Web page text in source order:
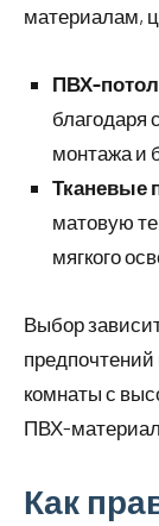
материалам,
ПВХ-
благодаря
монтажа и
Тканевые
матовую
мягкого
Выбор
комнаты с
ПВХ-
Как